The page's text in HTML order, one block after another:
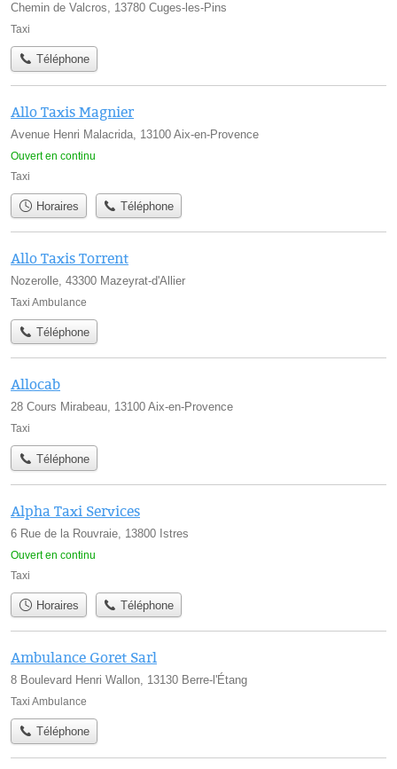
Chemin de Valcros, 13780 Cuges-les-Pins
Taxi
Téléphone
Allo Taxis Magnier
Avenue Henri Malacrida, 13100 Aix-en-Provence
Ouvert en continu
Taxi
Horaires Téléphone
Allo Taxis Torrent
Nozerolle, 43300 Mazeyrat-d'Allier
Taxi Ambulance
Téléphone
Allocab
28 Cours Mirabeau, 13100 Aix-en-Provence
Taxi
Téléphone
Alpha Taxi Services
6 Rue de la Rouvraie, 13800 Istres
Ouvert en continu
Taxi
Horaires Téléphone
Ambulance Goret Sarl
8 Boulevard Henri Wallon, 13130 Berre-l'Étang
Taxi Ambulance
Téléphone